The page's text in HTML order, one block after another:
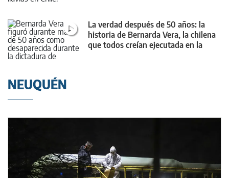
La verdad después de 50 años: la
historia de Bernarda Vera, la chilena
que todos creían ejecutada en la
NEUQUÉN